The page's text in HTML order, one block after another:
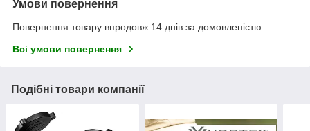
Умови повернення
Повернення товару впродовж 14 днів за домовленістю
Всі умови повернення
Подібні товари компанії